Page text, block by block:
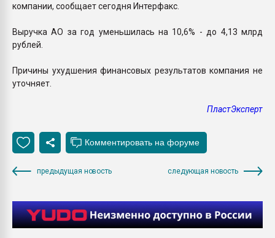
компании, сообщает сегодня Интерфакс.
Выручка АО за год уменьшилась на 10,6% - до 4,13 млрд
рублей.
Причины ухудшения финансовых результатов компания не
уточняет.
ПластЭксперт
предыдущая новость следующая новость